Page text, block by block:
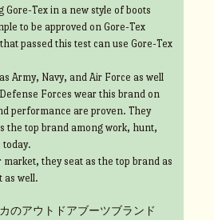
Gore-Tex in a new style of boots
to be approved on Gore-Tex
passed this test can use Gore-Tex
Army, Navy, and Air Force as well
Forces wear this brand on
performance are proven. They
the top brand among work, hunt,
today.
they seat as the top brand as
as well.
のアウトドアブーツブランド